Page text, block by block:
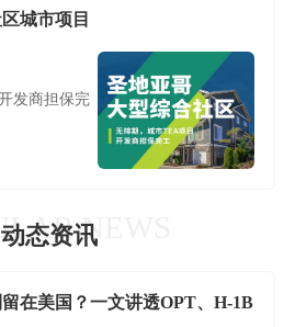
城市项目
发商担保完
NEWS
动态资讯
在美国？一文讲透OPT、H-1B